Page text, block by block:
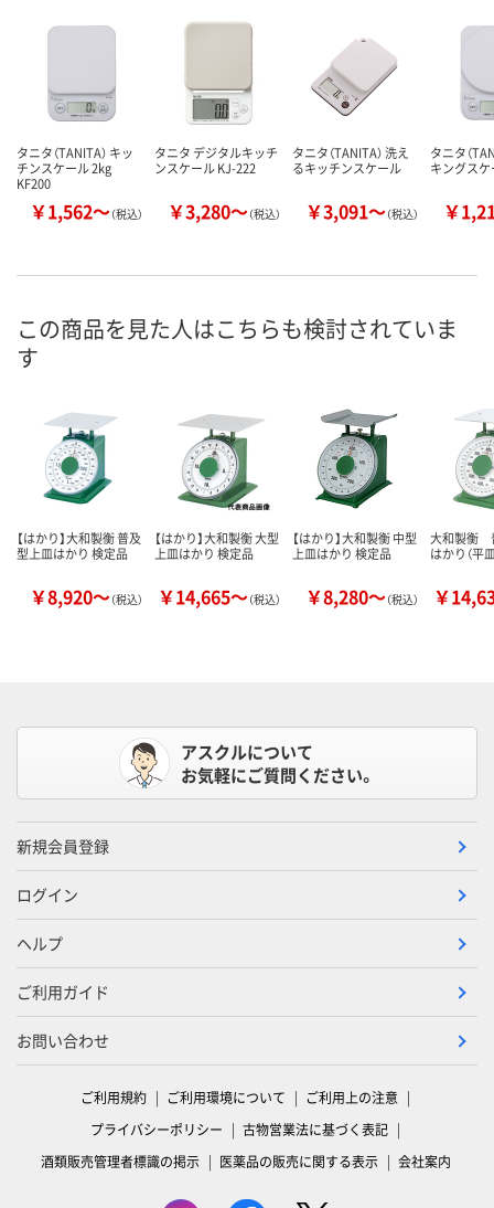
タニタ（TANITA） キッ
チンスケール 2kg
KF200
￥1,562～（税込）
タニタ デジタルキッチ
ンスケール KJ-222
￥3,280～（税込）
タニタ（TANITA） 洗え
るキッチンスケール
￥3,091～（税込）
タニタ（
キングス
￥
この商品を見た人はこちらも検討されていま
す
【はかり】大和製衡 普及
型上皿はかり 検定品
￥8,920～（税込）
【はかり】大和製衡 大型
上皿はかり 検定品
￥14,665～（税込）
【はかり】大和製衡 中型
上皿はかり 検定品
￥8,280～（税込）
大和製衡
はかり（平
￥
アスクルについて
お気軽にご質問ください。
新規会員登録
ログイン
ヘルプ
ご利用ガイド
お問い合わせ
ご利用規約 ご利用環境について
ご利用上の注意
プライバシーポリシー
古物営業法に基づく表記
酒類販売管理者標識の掲示
医薬品の販売に関する表示 会社案内